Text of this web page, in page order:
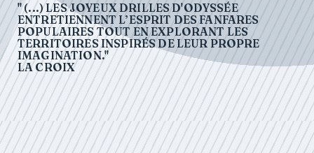
" (...) LES JOYEUX DRILLES D'ODYSSÉE
ENTRETIENNENT L’ESPRIT DES FANFARES
POPULAIRES TOUT EN EXPLORANT LES
TERRITOIRES INSPIRÉS DE LEUR PROPRE
IMAGINATION."
LA CROIX